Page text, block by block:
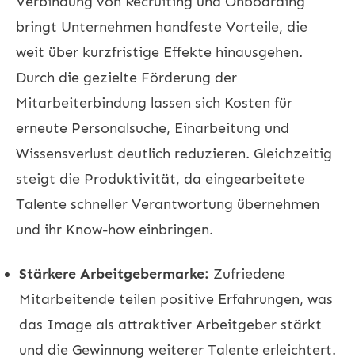
bringt Unternehmen handfeste Vorteile, die
weit über kurzfristige Effekte hinausgehen.
Durch die gezielte Förderung der
Mitarbeiterbindung lassen sich Kosten für
erneute Personalsuche, Einarbeitung und
Wissensverlust deutlich reduzieren. Gleichzeitig
steigt die Produktivität, da eingearbeitete
Talente schneller Verantwortung übernehmen
und ihr Know-how einbringen.
Stärkere Arbeitgebermarke: Zufriedene
Mitarbeitende teilen positive Erfahrungen, was
das Image als attraktiver Arbeitgeber stärkt
und die Gewinnung weiterer Talente erleichtert.